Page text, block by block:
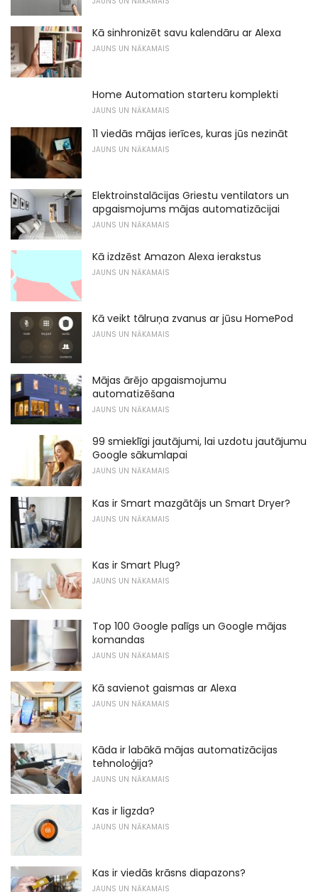
Kā sinhronizēt savu kalendāru ar Alexa
JAUNS UN NĀKAMAIS
Home Automation starteru komplekti
JAUNS UN NĀKAMAIS
11 viedās mājas ierīces, kuras jūs nezināt
JAUNS UN NĀKAMAIS
Elektroinstalācijas Griestu ventilators un
apgaismojums mājas automatizācijai
JAUNS UN NĀKAMAIS
Kā izdzēst Amazon Alexa ierakstus
JAUNS UN NĀKAMAIS
Kā veikt tālruņa zvanus ar jūsu HomePod
JAUNS UN NĀKAMAIS
Mājas ārējo apgaismojumu
automatizēšana
JAUNS UN NĀKAMAIS
99 smieklīgi jautājumi, lai uzdotu jautājumu
Google sākumlapai
JAUNS UN NĀKAMAIS
Kas ir Smart mazgātājs un Smart Dryer?
JAUNS UN NĀKAMAIS
Kas ir Smart Plug?
JAUNS UN NĀKAMAIS
Top 100 Google palīgs un Google mājas
komandas
JAUNS UN NĀKAMAIS
Kā savienot gaismas ar Alexa
JAUNS UN NĀKAMAIS
Kāda ir labākā mājas automatizācijas
tehnoloģija?
JAUNS UN NĀKAMAIS
Kas ir ligzda?
JAUNS UN NĀKAMAIS
Kas ir viedās krāsns diapazons?
JAUNS UN NĀKAMAIS